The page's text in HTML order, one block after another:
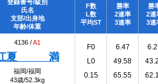
登録番号/級別
氏名
支部/出身地
年齢/体重
F数
L数
平均ST
勝率
2連率
3連率
勝
2連
3連
4136 /A1
夏 満
福岡/福岡
43歳/52.3kg
F0
L0
0.15
6.47
49.58
65.55